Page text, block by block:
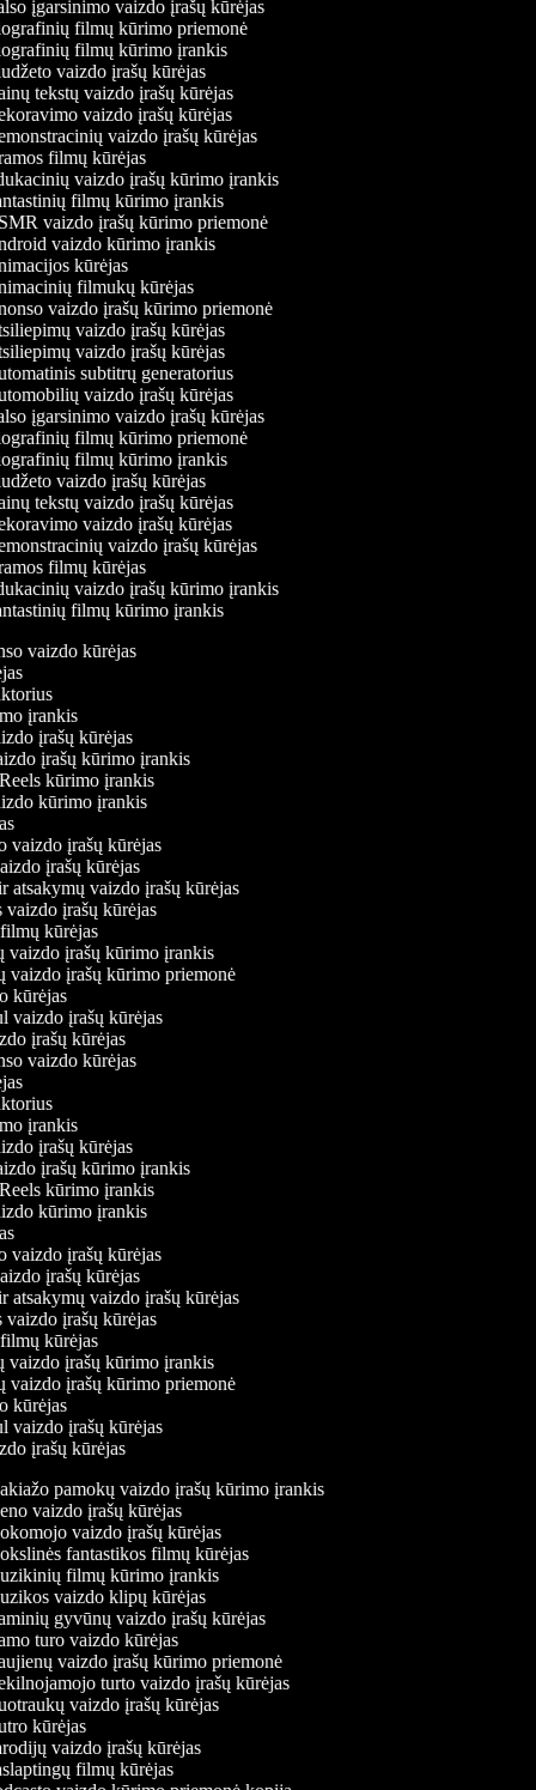
įgarsinimo vaizdo įrašų kūrėjas
filmų kūrimo priemonė
filmų kūrimo įrankis
vaizdo įrašų kūrėjas
tekstų vaizdo įrašų kūrėjas
vaizdo įrašų kūrėjas
vaizdo įrašų kūrėjas
filmų kūrėjas
vaizdo įrašų kūrimo įrankis
filmų kūrimo įrankis
vaizdo įrašų kūrimo priemonė
vaizdo kūrimo įrankis
kūrėjas
filmukų kūrėjas
vaizdo įrašų kūrimo priemonė
vaizdo įrašų kūrėjas
vaizdo įrašų kūrėjas
subtitrų generatorius
vaizdo įrašų kūrėjas
įgarsinimo vaizdo įrašų kūrėjas
filmų kūrimo priemonė
filmų kūrimo įrankis
vaizdo įrašų kūrėjas
tekstų vaizdo įrašų kūrėjas
vaizdo įrašų kūrėjas
vaizdo įrašų kūrėjas
filmų kūrėjas
vaizdo įrašų kūrimo įrankis
filmų kūrimo įrankis
vaizdo kūrėjas
įrankis
įrašų kūrėjas
įrašų kūrimo įrankis
Reels kūrimo įrankis
kūrimo įrankis
vaizdo įrašų kūrėjas
įrašų kūrėjas
atsakymų vaizdo įrašų kūrėjas
vaizdo įrašų kūrėjas
kūrėjas
vaizdo įrašų kūrimo įrankis
vaizdo įrašų kūrimo priemonė
kūrėjas
vaizdo įrašų kūrėjas
įrašų kūrėjas
vaizdo kūrėjas
įrankis
įrašų kūrėjas
įrašų kūrimo įrankis
Reels kūrimo įrankis
kūrimo įrankis
vaizdo įrašų kūrėjas
įrašų kūrėjas
atsakymų vaizdo įrašų kūrėjas
vaizdo įrašų kūrėjas
kūrėjas
vaizdo įrašų kūrimo įrankis
vaizdo įrašų kūrimo priemonė
kūrėjas
vaizdo įrašų kūrėjas
įrašų kūrėjas
pamokų vaizdo įrašų kūrimo įrankis
vaizdo įrašų kūrėjas
vaizdo įrašų kūrėjas
fantastikos filmų kūrėjas
filmų kūrimo įrankis
vaizdo klipų kūrėjas
gyvūnų vaizdo įrašų kūrėjas
turo vaizdo kūrėjas
vaizdo įrašų kūrimo priemonė
turto vaizdo įrašų kūrėjas
vaizdo įrašų kūrėjas
kūrėjas
vaizdo įrašų kūrėjas
filmų kūrėjas